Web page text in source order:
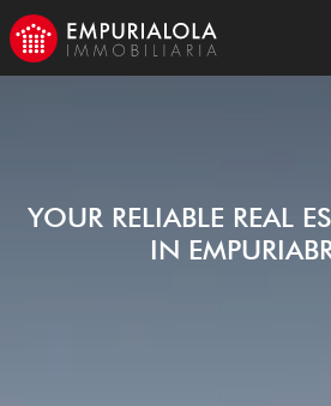
YOUR RELIABLE REAL
IN